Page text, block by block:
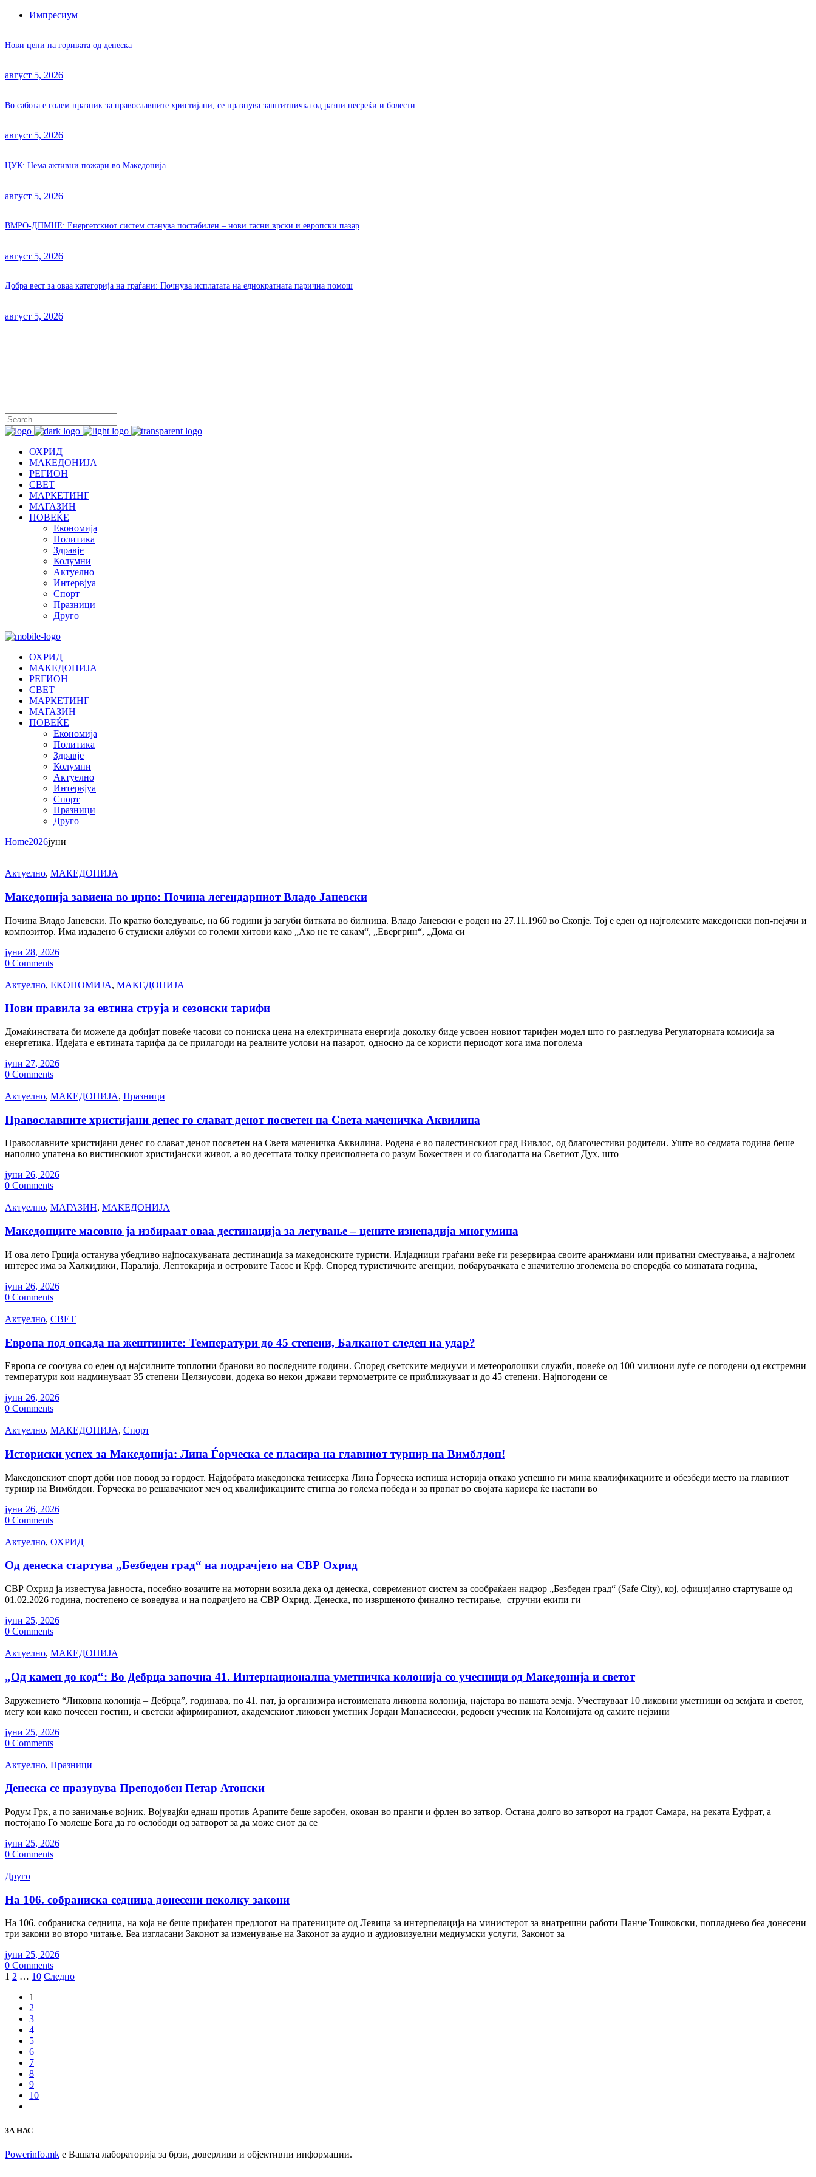
Импресиум
Нови цени на горивата од денеска
август 5, 2026
Во сабота е голем празник за православните христијани, се празнува заштитничка од разни несреќи и болести
август 5, 2026
ЦУК: Нема активни пожари во Македонија
август 5, 2026
ВМРО-ДПМНЕ: Енергетскиот систем станува постабилен – нови гасни врски и европски пазар
август 5, 2026
Добра вест за оваа категорија на граѓани: Почнува исплатата на еднократната парична помош
август 5, 2026
ОХРИД
МАКЕДОНИЈА
РЕГИОН
СВЕТ
МАРКЕТИНГ
МАГАЗИН
ПОВЕЌЕ
Економија
Политика
Здравје
Колумни
Актуелно
Интервјуа
Спорт
Празници
Друго
ОХРИД
МАКЕДОНИЈА
РЕГИОН
СВЕТ
МАРКЕТИНГ
МАГАЗИН
ПОВЕЌЕ
Економија
Политика
Здравје
Колумни
Актуелно
Интервјуа
Спорт
Празници
Друго
Home2026јуни
Актуелно, МАКЕДОНИЈА
Македонија завиена во црно: Почина легендарниот Владо Јаневски
Почина Владо Јаневски. По кратко боледување, на 66 години ја загуби битката во билница. Владо Јаневски е роден на 27.11.1960 во Скопје. Тој е еден од најголемите македонски поп-пејачи и
композитор. Има издадено 6 студиски албуми со големи хитови како „Ако не те сакам“, „Евергрин“, „Дома си
јуни 28, 2026
0 Comments
Актуелно, ЕКОНОМИЈА, МАКЕДОНИЈА
Нови правила за евтина струја и сезонски тарифи
Домаќинствата би можеле да добијат повеќе часови со пониска цена на електричната енергија доколку биде усвоен новиот тарифен модел што го разгледува Регулаторната комисија за
енергетика. Идејата е евтината тарифа да се прилагоди на реалните услови на пазарот, односно да се користи периодот кога има поголема
јуни 27, 2026
0 Comments
Актуелно, МАКЕДОНИЈА, Празници
Православните христијани денес го слават денот посветен на Света маченичка Аквилина
Православните христијани денес го слават денот посветен на Света маченичка Аквилина. Родена е во палестинскиот град Вивлос, од благочестиви родители. Уште во седмата година беше
наполно упатена во вистинскиот христијански живот, а во десеттата толку преисполнета со разум Божествен и со благодатта на Светиот Дух, што
јуни 26, 2026
0 Comments
Актуелно, МАГАЗИН, МАКЕДОНИЈА
Македонците масовно ја избираат оваа дестинација за летување – цените изненадија многумина
И ова лето Грција останува убедливо најпосакуваната дестинација за македонските туристи. Илјадници граѓани веќе ги резервираа своите аранжмани или приватни сместувања, а најголем
интерес има за Халкидики, Паралија, Лептокарија и островите Тасос и Крф. Според туристичките агенции, побарувачката е значително зголемена во споредба со минатата година,
јуни 26, 2026
0 Comments
Актуелно, СВЕТ
Европа под опсада на жештините: Температури до 45 степени, Балканот следен на удар?
Европа се соочува со еден од најсилните топлотни бранови во последните години. Според светските медиуми и метеоролошки служби, повеќе од 100 милиони луѓе се погодени од екстремни
температури кои надминуваат 35 степени Целзиусови, додека во некои држави термометрите се приближуваат и до 45 степени. Најпогодени се
јуни 26, 2026
0 Comments
Актуелно, МАКЕДОНИЈА, Спорт
Историски успех за Македонија: Лина Ѓорческа се пласира на главниот турнир на Вимблдон!
Македонскиот спорт доби нов повод за гордост. Најдобрата македонска тенисерка Лина Ѓорческа испиша историја откако успешно ги мина квалификациите и обезбеди место на главниот
турнир на Вимблдон. Ѓорческа во решавачкиот меч од квалификациите стигна до голема победа и за првпат во својата кариера ќе настапи во
јуни 26, 2026
0 Comments
Актуелно, ОХРИД
Од денеска стартува „Безбеден град“ на подрачјето на СВР Охрид
СВР Охрид ја известува јавноста, посебно возачите на моторни возила дека од денеска, современиот систем за сообраќаен надзор „Безбеден град“ (Safe City), кој, официјално стартуваше од
01.02.2026 година, постепено се воведува и на подрачјето на СВР Охрид. Денеска, по извршеното финално тестирање, стручни екипи ги
јуни 25, 2026
0 Comments
Актуелно, МАКЕДОНИЈА
„Од камен до код“: Во Дебрца започна 41. Интернационална уметничка колонија со учесници од Македонија и светот
Здружението “Ликовна колонија – Дебрца”, годинава, по 41. пат, ја организира истоимената ликовна колонија, најстара во нашата земја. Учествуваат 10 ликовни уметници од земјата и светот,
мегу кои како почесен гостин, и светски афирмираниот, академскиот ликовен уметник Јордан Манасисески, редовен учесник на Колонијата од самите нејзини
јуни 25, 2026
0 Comments
Актуелно, Празници
Денеска се празувува Преподобен Петар Атонски
Родум Грк, а по занимање војник. Војувајќи еднаш против Арапите беше заробен, окован во пранги и фрлен во затвор. Остана долго во затворот на градот Самара, на реката Еуфрат, а
постојано Го молеше Бога да го ослободи од затворот за да може сиот да се
јуни 25, 2026
0 Comments
Друго
На 106. собраниска седница донесени неколку закони
На 106. собраниска седница, на која не беше прифатен предлогот на пратениците од Левица за интерпелација на министерот за внатрешни работи Панче Тошковски, попладнево беа донесени
три закони во второ читање. Беа изгласани Законот за изменување на Законот за аудио и аудиовизуелни медиумски услуги, Законот за
јуни 25, 2026
0 Comments
Posts
pagination
1 2 … 10 Следно
1
2
3
4
5
6
7
8
9
10
ЗА НАС
Powerinfo.mk e Вашата лабораторија за брзи, доверливи и објективни информации.